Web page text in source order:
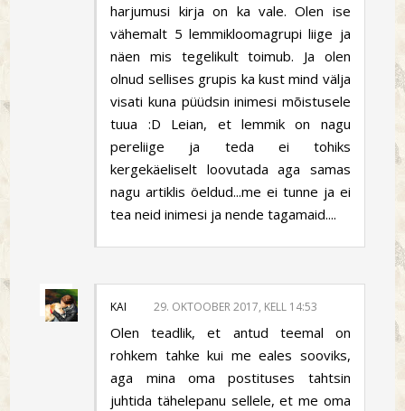
harjumusi kirja on ka vale. Olen ise
vähemalt 5 lemmikloomagrupi liige ja
näen mis tegelikult toimub. Ja olen
olnud sellises grupis ka kust mind välja
visati kuna püüdsin inimesi mõistusele
tuua :D Leian, et lemmik on nagu
pereliige ja teda ei tohiks
kergekäeliselt loovutada aga samas
nagu artiklis öeldud...me ei tunne ja ei
tea neid inimesi ja nende tagamaid....
KAI 29. OKTOOBER 2017, KELL 14:53
Olen teadlik, et antud teemal on
rohkem tahke kui me eales sooviks,
aga mina oma postituses tahtsin
juhtida tähelepanu sellele, et me oma